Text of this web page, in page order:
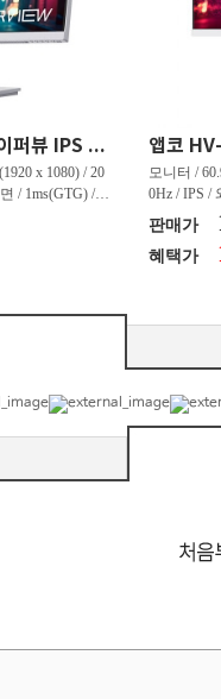
앱코 HV-IP27F180D 하이퍼뷰 IPS FHD 200 HDR 무결점
x 1080) / 20
/ 1ms(GTG) / 3
조명 / 틸트(상
/ Adobe RGB:8
임특화] / 조준
모니터 /
0Hz / IPS /
50nit /
하) / 4.9kg
80% / DCI-
판매가
혜택가